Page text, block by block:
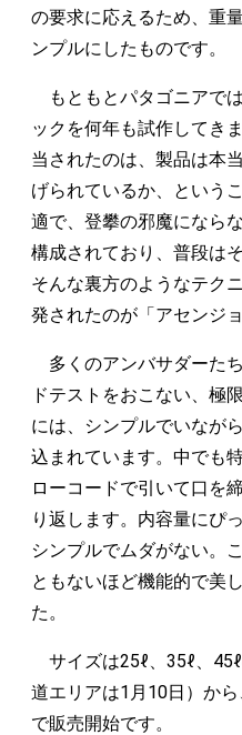
の要求に応えるため、重
ンプルにしたものです。
もともとパタゴニアで
ックを何年も試作してき
当されたのは、製品は本
げられているか、という
適で、登攀の邪魔になら
構成されており、普段は
そんな裏方のようなテク
発されたのが「アセンジ
多くのアンバサダーた
ドテストをおこない、極
には、シンプルでいなが
込まれています。中でも
ローコードで引いて口を
り返します。内容量にぴ
シンプルでムダがない。
ともないほど機能的で美
た。
サイズは25ℓ、35ℓ、
道エリアは1月10日）か
で販売開始です。